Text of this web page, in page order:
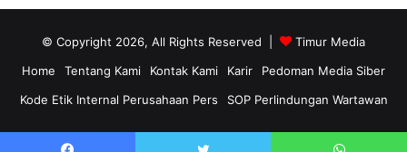
Dia juga menyoroti terkait kedisiplinan pegawai di
sepuluh tahun lalu ASN ataupun THL mungkin masih
bebas datang ke kantor semaunya sendiri, kini itu tidak lagi
© Copyright 2026, All Rights Reserved |
Timur Media
Home
Tentang Kami Kontak Kami Karir
Pedoman Media Siber
Kode Etik Internal Perusahaan Pers
SOP Perlindungan Wartawan